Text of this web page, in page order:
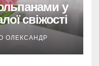
у
свіжості
ОЛЕКСАНДР